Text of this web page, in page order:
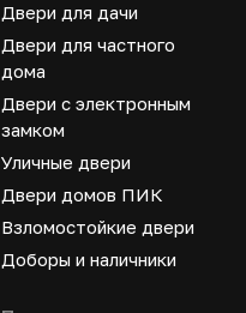
Двери для дачи
Двери для частного
дома
Двери с электронным
замком
Уличные двери
Двери домов ПИК
Взломостойкие двери
Доборы и наличники